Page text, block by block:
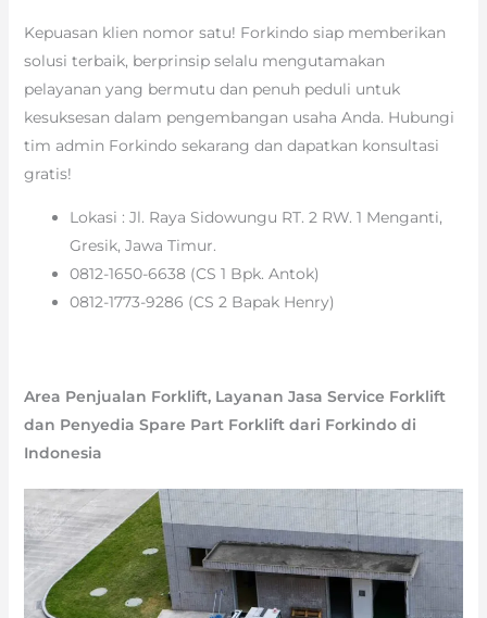
Kepuasan klien nomor satu! Forkindo siap memberikan
solusi terbaik, berprinsip selalu mengutamakan
pelayanan yang bermutu dan penuh peduli untuk
kesuksesan dalam pengembangan usaha Anda. Hubungi
tim admin Forkindo sekarang dan dapatkan konsultasi
gratis!
Lokasi : Jl. Raya Sidowungu RT. 2 RW. 1 Menganti,
Gresik, Jawa Timur.
0812-1650-6638 (CS 1 Bpk. Antok)
0812-1773-9286 (CS 2 Bapak Henry)
Area Penjualan Forklift, Layanan Jasa Service Forklift
dan Penyedia Spare Part Forklift dari Forkindo di
Indonesia